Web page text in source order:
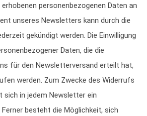
personenbezogenen Daten an
unseres Newsletters kann durch die
gekündigt werden. Die Einwilligung
Daten, die die
für den Newsletterversand erteilt hat,
werden. Zum Zwecke des Widerrufs
sich in jedem Newsletter ein
besteht die Möglichkeit, sich